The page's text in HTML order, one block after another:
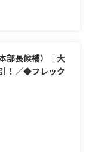
部長候補）｜大
！／◆フレック